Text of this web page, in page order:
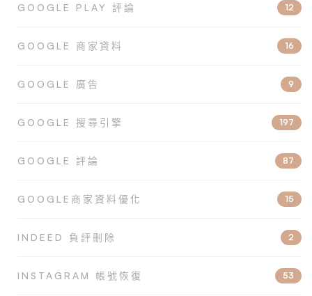
GOOGLE PLAY 評論 12
GOOGLE 商家資料 16
GOOGLE 廣告 9
GOOGLE 搜尋引擎 197
GOOGLE 評論 87
GOOGLE商家資料優化 15
INDEED 負評刪除 2
INSTAGRAM 帳號恢復 53